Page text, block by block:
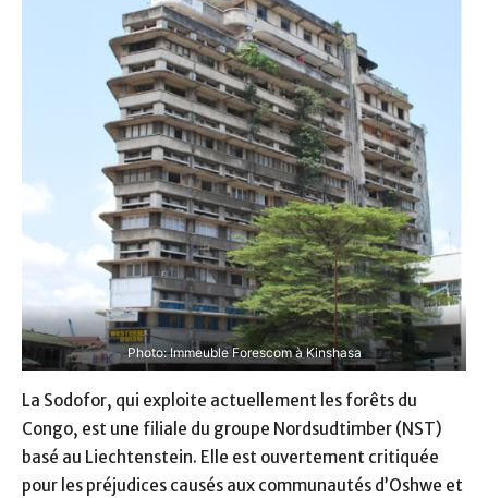
Photo: Immeuble Forescom à Kinshasa
La Sodofor, qui exploite actuellement les forêts du
Congo, est une filiale du groupe Nordsudtimber (NST)
basé au Liechtenstein. Elle est ouvertement critiquée
pour les préjudices causés aux communautés d’Oshwe et